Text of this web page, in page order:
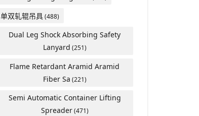
单双轧辊吊具(488)
Dual Leg Shock Absorbing Safety
Lanyard (251)
Flame Retardant Aramid Aramid
Fiber Sa (221)
Semi Automatic Container Lifting
Spreader(471)